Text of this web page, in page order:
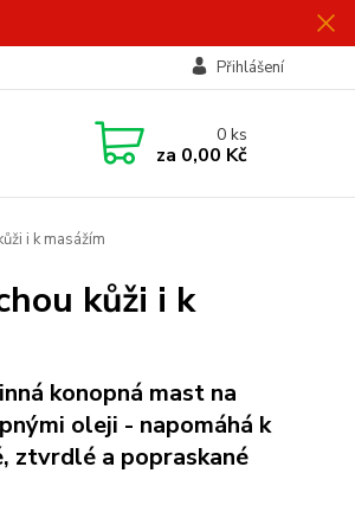
Přihlášení
0ks
za 0,00 Kč
i k masážím
kůži i k
konopná mast na
oleji - napomáhá k
ztvrdlé a popraskané